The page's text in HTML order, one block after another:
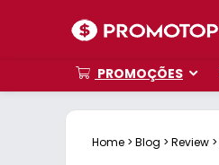
PROMOÇÕES
Home > Blog > Review >